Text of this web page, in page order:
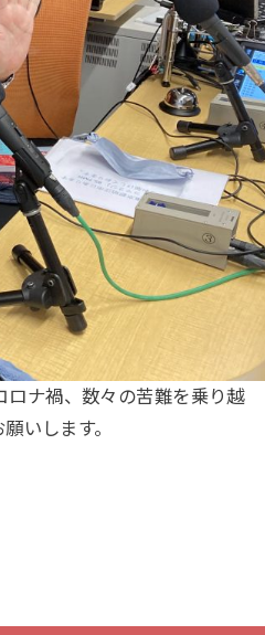
ロナ禍、数々の苦難を乗り越
いします。